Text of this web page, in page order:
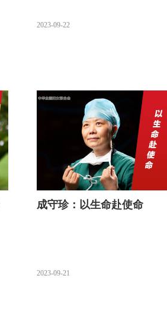
2023-09-22
成守珍：以生命赴使命
2023-09-21